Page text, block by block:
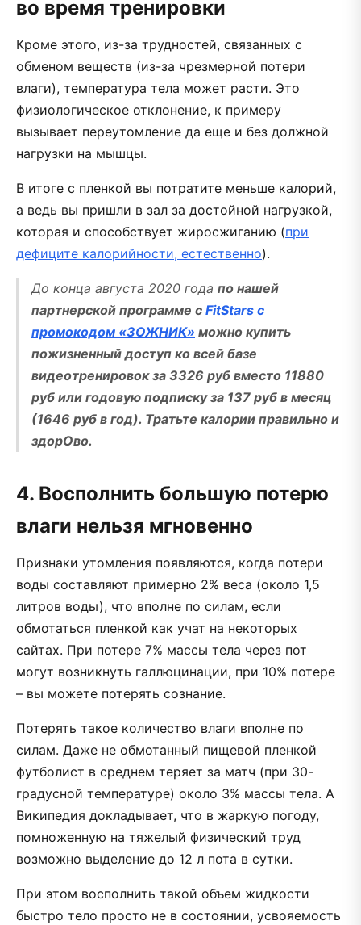
во время тренировки
Кроме этого, из-за трудностей, связанных с
обменом веществ (из-за чрезмерной потери
влаги), температура тела может расти. Это
физиологическое отклонение, к примеру
вызывает переутомление да еще и без должной
нагрузки на мышцы.
В итоге с пленкой вы потратите меньше калорий,
а ведь вы пришли в зал за достойной нагрузкой,
которая и способствует жиросжиганию (при
дефиците калорийности, естественно).
До конца августа 2020 года по нашей
партнерской программе с FitStars с
промокодом «ЗОЖНИК» можно купить
пожизненный доступ ко всей базе
видеотренировок за 3326 руб вместо 11880
руб или годовую подписку за 137 руб в месяц
(1646 руб в год). Тратьте калории правильно и
здорОво.
4. Восполнить большую потерю
влаги нельзя мгновенно
Признаки утомления появляются, когда потери
воды составляют примерно 2% веса (около 1,5
литров воды), что вполне по силам, если
обмотаться пленкой как учат на некоторых
сайтах. При потере 7% массы тела через пот
могут возникнуть галлюцинации, при 10% потере
– вы можете потерять сознание.
Потерять такое количество влаги вполне по
силам. Даже не обмотанный пищевой пленкой
футболист в среднем теряет за матч (при 30-
градусной температуре) около 3% массы тела. А
Википедия докладывает, что в жаркую погоду,
помноженную на тяжелый физический труд
возможно выделение до 12 л пота в сутки.
При этом восполнить такой объем жидкости
быстро тело просто не в состоянии, усвояемость